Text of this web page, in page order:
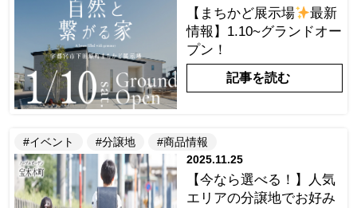
【まちかど展示場
最新
情報】1.10~グランドオー
プン！
記事を読む
#イベント #分譲地
#商品情報
2025.11.25
【今なら選べる！】人気
エリアの分譲地でお好み